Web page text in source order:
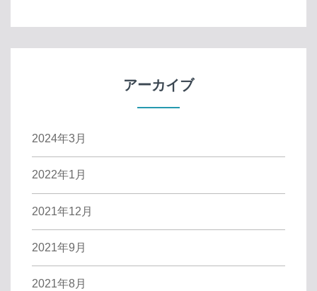
アーカイブ
2024年3月
2022年1月
2021年12月
2021年9月
2021年8月